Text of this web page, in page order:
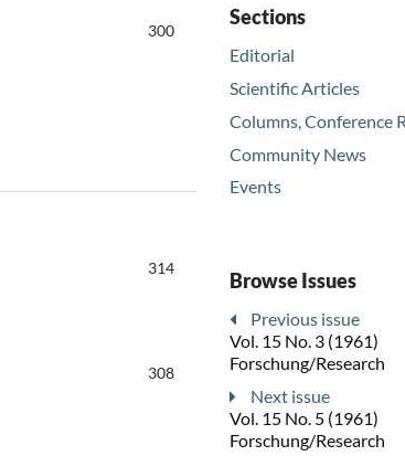
300
314
308
Sections
Editorial
Scientific Articles
Columns, Conference
Community News
Events
Browse Issues
Previous issue
Vol. 15 No. 3 (1961)
Forschung/Research
Next issue
Vol. 15 No. 5 (1961)
Forschung/Research